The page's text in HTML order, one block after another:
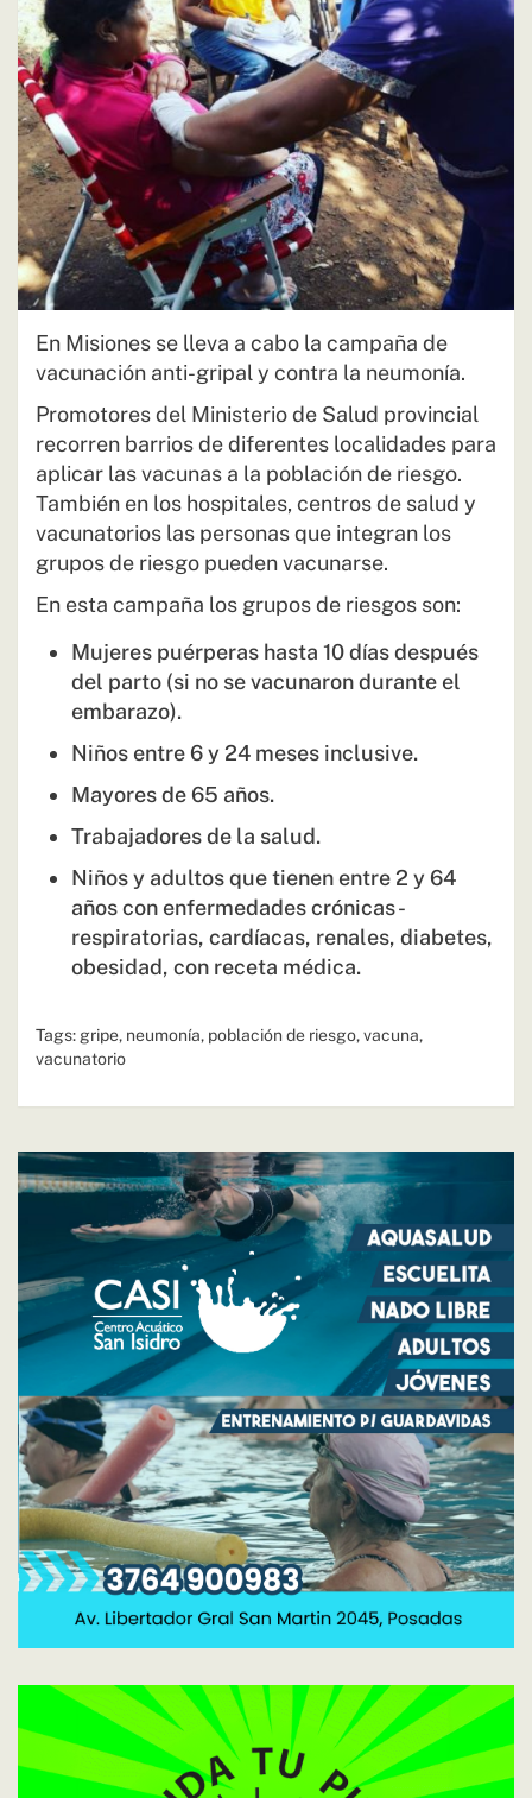
En Misiones se lleva a cabo la campaña de
vacunación anti-gripal y contra la neumonía.
Promotores del Ministerio de Salud provincial
recorren barrios de diferentes localidades para
aplicar las vacunas a la población de riesgo.
También en los hospitales, centros de salud y
vacunatorios las personas que integran los
grupos de riesgo pueden vacunarse.
En esta campaña los grupos de riesgos son:
Mujeres puérperas hasta 10 días después
del parto (si no se vacunaron durante el
embarazo).
Niños entre 6 y 24 meses inclusive.
Mayores de 65 años.
Trabajadores de la salud.
Niños y adultos que tienen entre 2 y 64
años con enfermedades crónicas -
respiratorias, cardíacas, renales, diabetes,
obesidad, con receta médica.
Tags: gripe, neumonía, población de riesgo,vacuna,
vacunatorio